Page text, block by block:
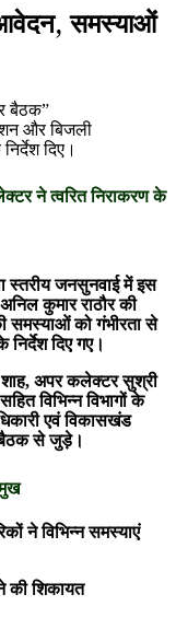
समस्याओं
और बिजली
दिए।
ने त्वरित निराकरण के
स्तरीय जनसुनवाई में इस
कुमार राठौर की
समस्याओं को गंभीरता से
दिए गए।
अपर कलेक्टर सुश्री
विभिन्न विभागों के
एवं विकासखंड
बैठक से जुड़े।
ने विभिन्न समस्याएं
की शिकायत